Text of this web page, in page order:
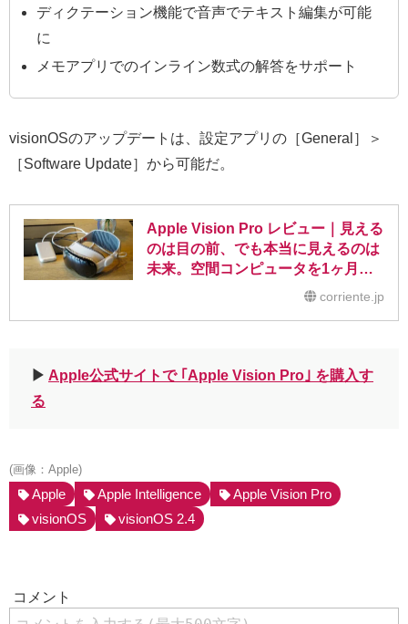
ディクテーション機能で音声でテキスト編集が可能
に
メモアプリでのインライン数式の解答をサポート
visionOSのアップデートは、設定アプリの［General］＞
［Software Update］から可能だ。
Apple Vision Pro レビュー｜見える
のは目の前、でも本当に見えるのは
未来。空間コンピュータを1ヶ月じ
っくり被って深掘りしてみたcorriente.jp
▶︎ Apple公式サイトで ｢Apple Vision Pro｣ を購入す
る
(画像：Apple)
Apple Apple Intelligence
Apple Vision Pro
visionOS
visionOS 2.4